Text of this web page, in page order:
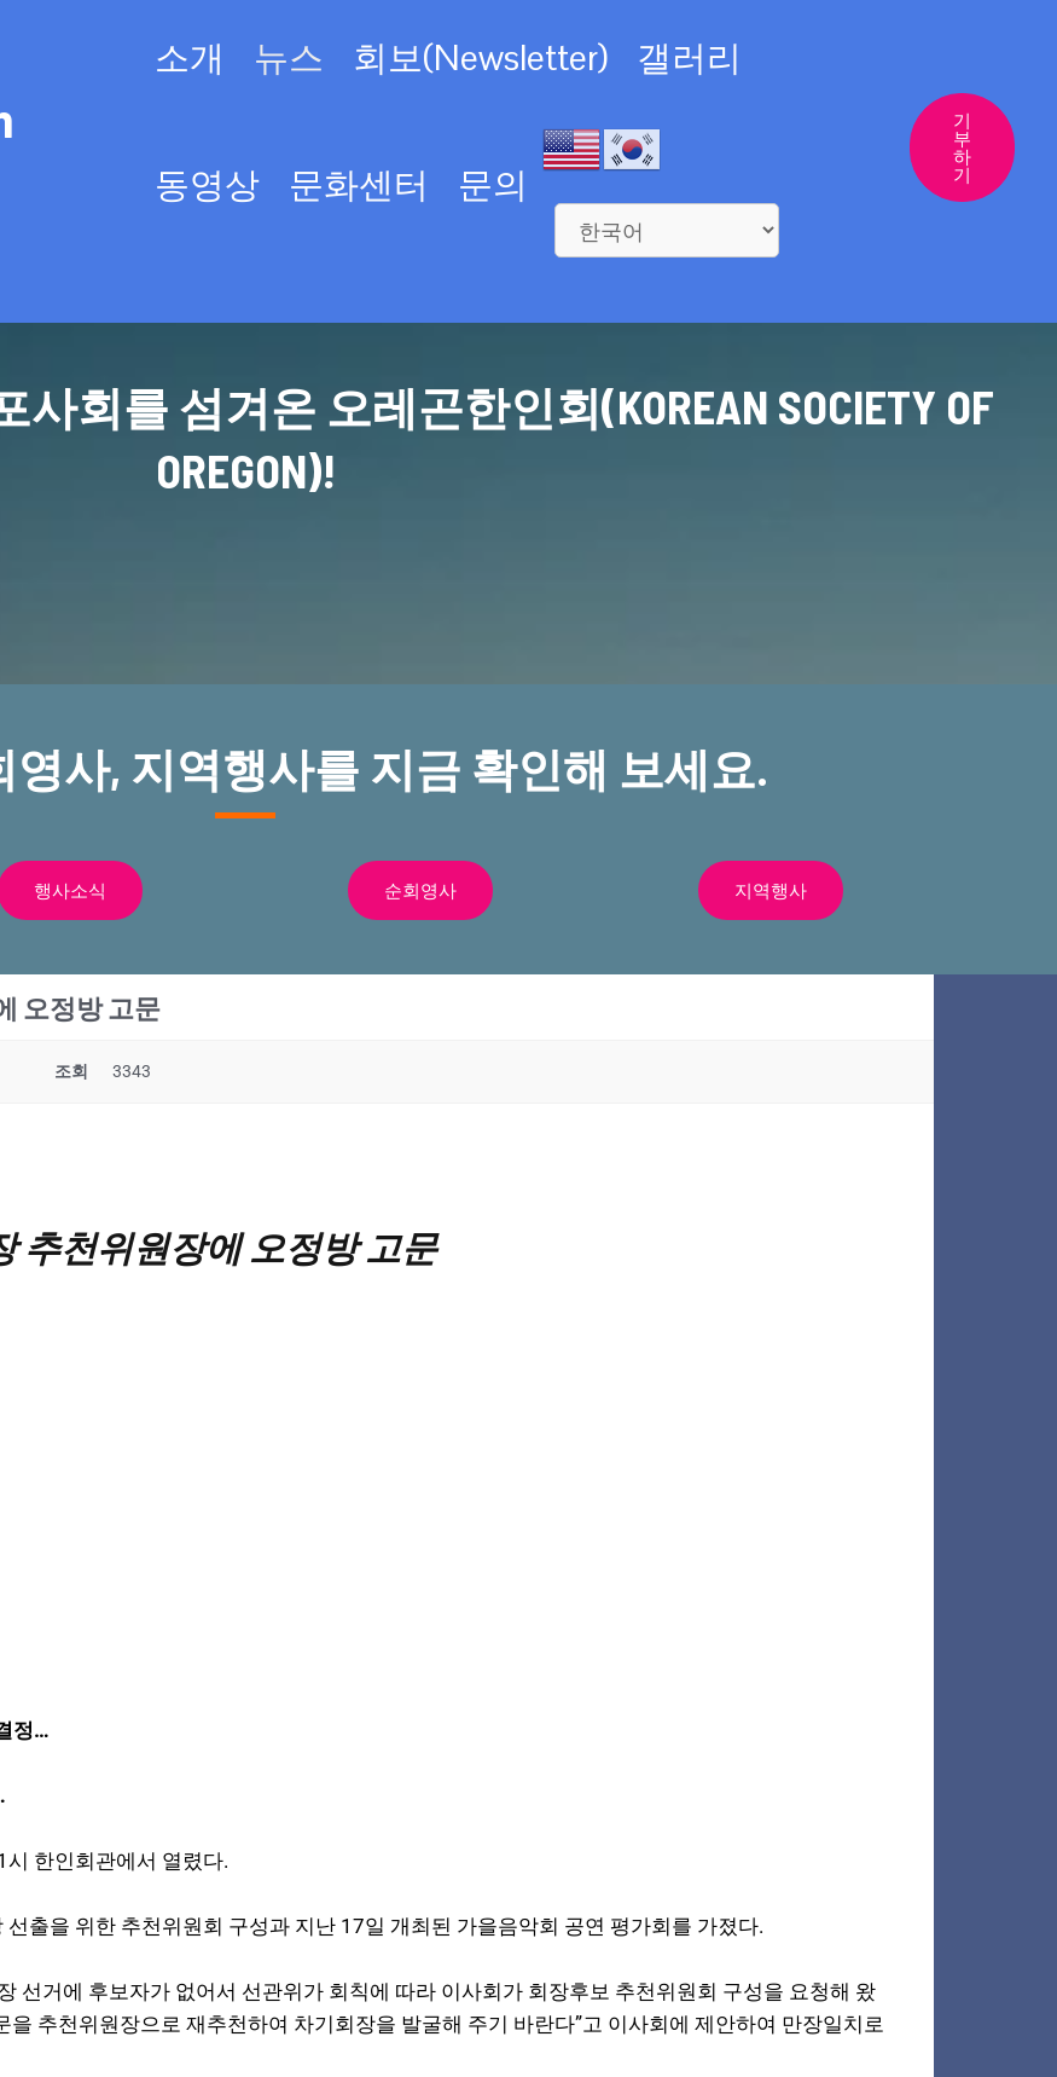
소개 뉴스 회보(Newsletter) 갤러리
동영상 문화센터 문의
기
부
하
기
회를 섬겨온 오레곤한인회(KOREAN SOCIETY OF
OREGON)!
영사, 지역행사를 지금 확인해 보세요.
행사소식 순회영사 지역행사
오정방 고문
조회 3343
추천위원장에 오정방 고문
정…
한인회관에서 열렸다.
출을 위한 추천위원회 구성과 지난 17일 개최된 가을음악회 공연 평가회를 가졌다.
선거에 후보자가 없어서 선관위가 회칙에 따라 이사회가 회장후보 추천위원회 구성을 요청해 왔
을 추천위원장으로 재추천하여 차기회장을 발굴해 주기 바란다”고 이사회에 제안하여 만장일치로